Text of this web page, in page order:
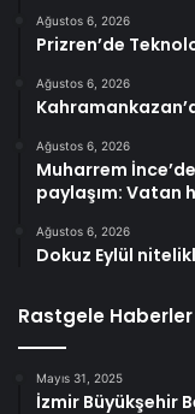
Ağustos 6, 2026
Prizren’de
Ağustos 6, 2026
Ağustos 6, 2026
Muharrem
paylaşım: Vatan
Ağustos 6, 2026
Dokuz Eylül
Rastgele Haberler
Mayıs 31, 2025
İzmir Büyükşehir